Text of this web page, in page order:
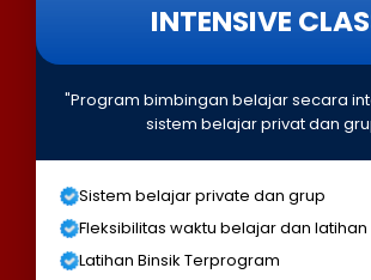
INTENSIVE
"Program bimbingan belajar secara
sistem belajar privat dan
Sistem belajar private dan grup
Fleksibilitas waktu belajar dan latihan
Latihan Binsik Terprogram